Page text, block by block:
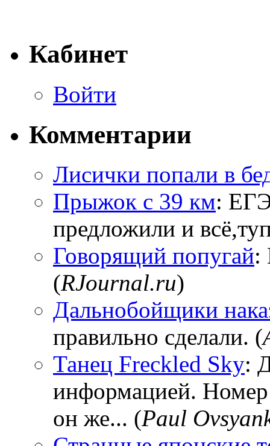
Кабинет
Войти
Комментарии
Лисички попали в
Прыжок с 39 км:
предложили и
Говорящий попугай:
(RJournal.ru)
Дальнобойщики
правильно сделали. (
Танец Freckled Sky:
информацией.
он же... (Paul